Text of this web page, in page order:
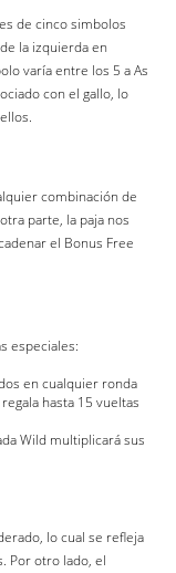
de cinco simbolos
la izquierda en
varía entre los 5 a As
con el gallo, lo
combinación de
parte, la paja nos
el Bonus Free
especiales:
en cualquier ronda
hasta 15 vueltas
Wild multiplicará sus
lo cual se refleja
Por otro lado, el